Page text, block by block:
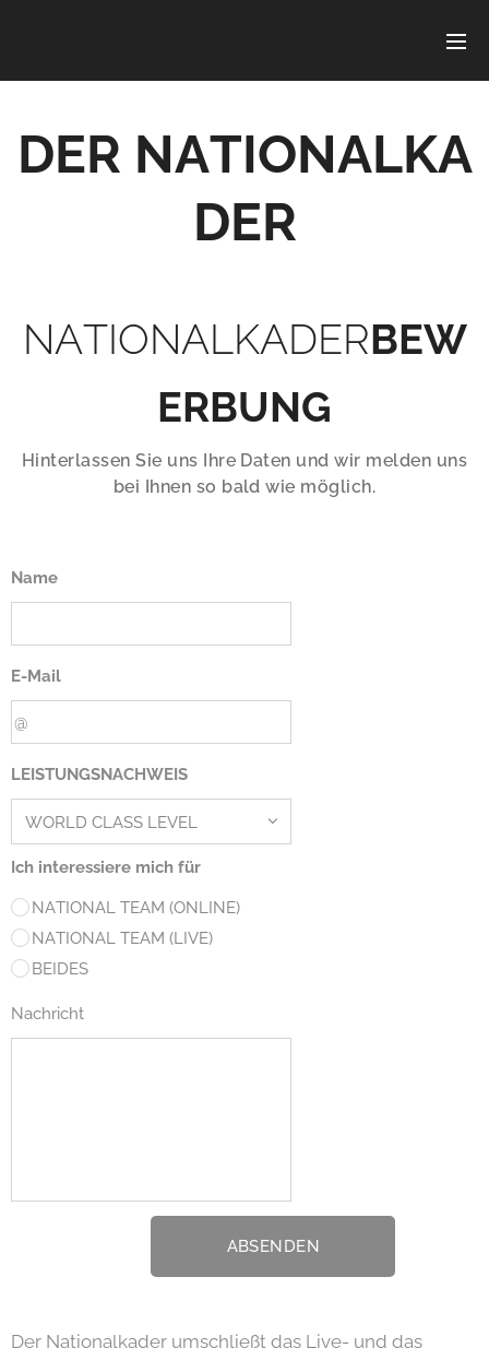
DER NATIONALKA
DER
NATIONALKADERBEW
ERBUNG
Hinterlassen Sie uns Ihre Daten und wir melden uns
bei Ihnen so bald wie möglich.
Name
E-Mail
LEISTUNGSNACHWEIS
Ich interessiere mich für
NATIONAL TEAM (ONLINE)
NATIONAL TEAM (LIVE)
BEIDES
Nachricht
ABSENDEN
Der Nationalkader umschließt das Live- und das